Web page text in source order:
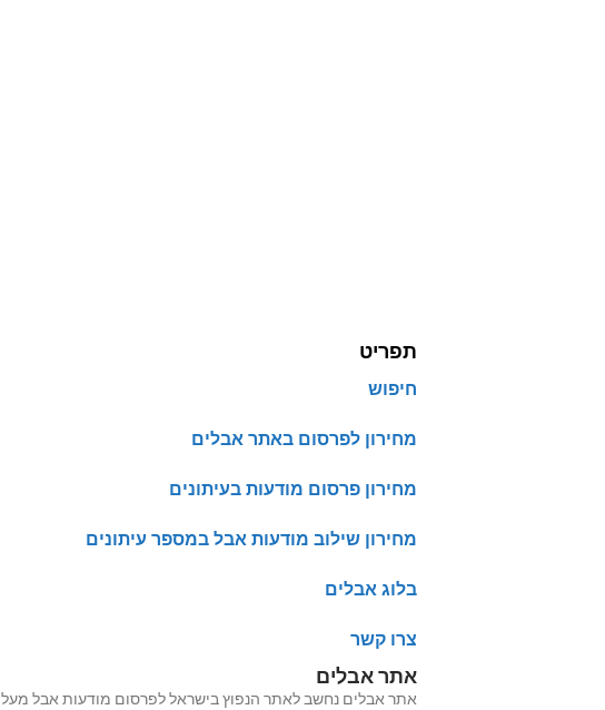
תפריט
חיפוש
מחירון לפרסום באתר אבלים
מחירון פרסום מודעות בעיתונים
מחירון שילוב מודעות אבל במספר עיתונים
בלוג אבלים
צרו קשר
אתר אבלים
אתר אבלים נחשב לאתר הנפוץ בישראל לפרסום מודעות אבל מעל 20 שנה האתר עבר לאחרונה שדרוג מערכות על מנת שכל